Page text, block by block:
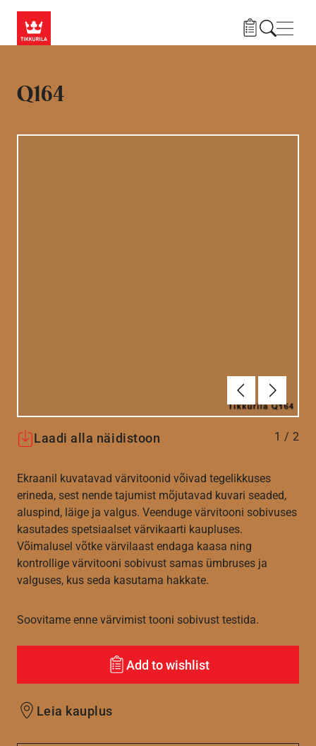
Q164
Eelmine
Laadi alla näidistoon 1 / 2
Ekraanil kuvatavad värvitoonid võivad tegelikkuses
erineda, sest nende tajumist mõjutavad kuvari seaded,
aluspind, läige ja valgus. Veenduge värvitooni sobivuses
kasutades spetsiaalset värvikaarti kaupluses.
Võimalusel võtke värvilaast endaga kaasa ning
kontrollige värvitooni sobivust samas ümbruses ja
valguses, kus seda kasutama hakkate.
Soovitame enne värvimist tooni sobivust testida.
Add to wishlist
Leia kauplus